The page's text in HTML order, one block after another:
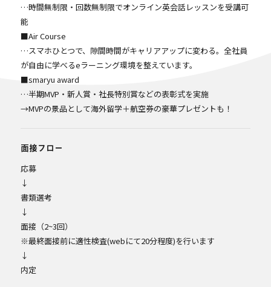
…時間無制限・回数無制限でオンライン英会話レッスンを受講可
能
■Air Course
…スマホひとつで、隙間時間がキャリアアップに変わる。全社員
が自由に学べるeラーニング環境を整えています。
■smaryu award
…半期MVP・新人賞・社長特別賞などの表彰式を実施
→MVPの景品として海外留学＋航空券の豪華プレゼントも！
面接フロー
応募
↓
書類選考
↓
面接（2~3回）
※最終面接前に適性検査(webにて20分程度)を行います
↓
内定